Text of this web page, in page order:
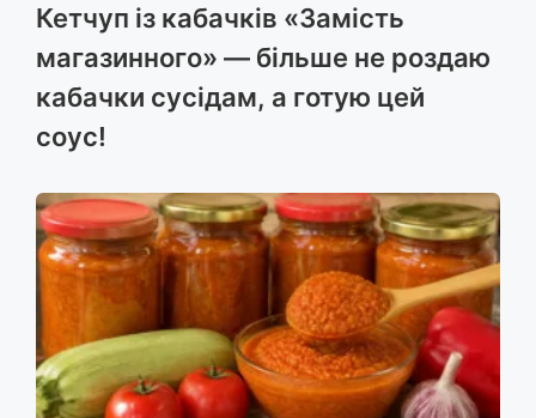
Кетчуп із кабачків «Замість
магазинного» — більше не роздаю
кабачки сусідам, а готую цей
соус!